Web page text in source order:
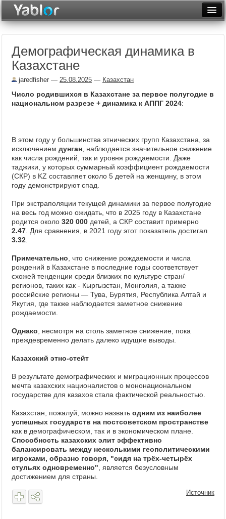
Неделя
Видеотоп
Демографическая динамика в
Казахстане
jaredfisher — 25.08.2025 — Казахстан
Число родившихся в Казахстане за первое полугодие в
национальном разрезе + динамика к АППГ 2024:
В этом году у большинства этнических групп Казахстана, за
исключением дунган , наблюдается значительное снижение
как числа рождений, так и уровня рождаемости. Даже
таджики, у которых суммарный коэффициент рождаемости
(СКР) в KZ составляет около 5 детей на женщину, в этом
году демонстрируют спад.
При экстраполяции текущей динамики за первое полугодие
на весь год можно ожидать, что в 2025 году в Казахстане
родится около 320 000 детей, а СКР составит примерно
2.47 . Для сравнения, в 2021 году этот показатель достигал
3.32
Примечательно , что снижение рождаемости и числа
рождений в Казахстане в последние годы соответствует
схожей тенденции среди близких по культуре стран/
регионов, таких как - Кыргызстан, Монголия, а также
российские регионы — Тува, Бурятия, Республика Алтай и
Якутия, где также наблюдается заметное снижение
рождаемости.
Однако , несмотря на столь заметное снижение, пока
преждевременно делать далеко идущие выводы.
Казахский этно-стейт
В результате демографических и миграционных процессов
мечта казахских националистов о мононациональном
государстве для казахов стала фактической реальностью.
Казахстан, пожалуй, можно назвать одним из наиболее
успешных государств на постсоветском пространстве
как в демографическом, так и в экономическом плане.
Способность казахских элит эффективно
балансировать между несколькими геополитическими
игроками, образно говоря, "сидя на трёх-четырёх
стульях одновременно" , является безусловным
достижением для страны.
Источник